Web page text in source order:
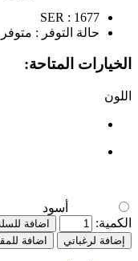
SER : 1677
حالة التوفر : متوفر
الخيارات المتاحة:
اللون
أسود
الكمية:
اضافة
إضافة لرغباتي
اضافة